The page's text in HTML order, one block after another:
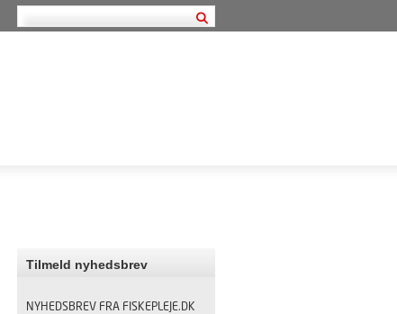
Tilmeld nyhedsbrev
NYHEDSBREV FRA FISKEPLEJE.DK